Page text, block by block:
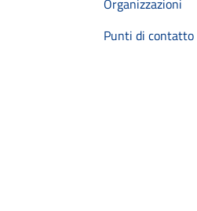
Organizzazioni
Punti di contatto